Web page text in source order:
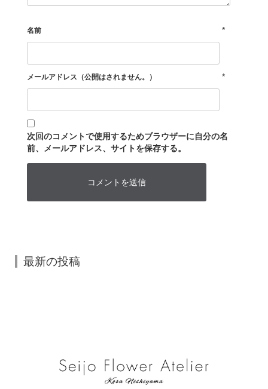
名前 *
メールアドレス（公開はされません。） *
次回のコメントで使用するためブラウザーに自分の名
前、メールアドレス、サイトを保存する。
最新の投稿